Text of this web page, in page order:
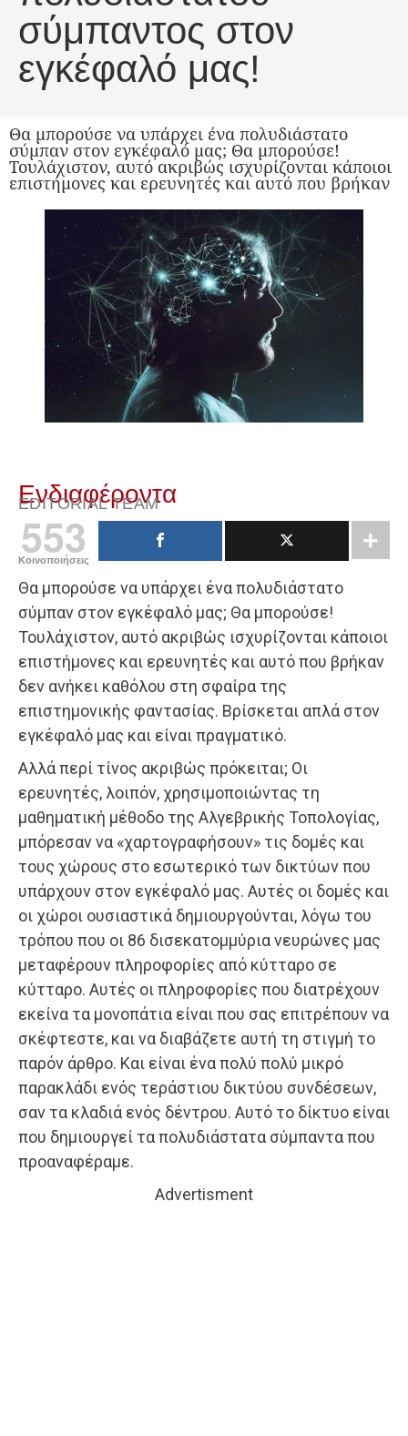
σύμπαντος στον
εγκέφαλό μας!
Θα μπορούσε να υπάρχει ένα πολυδιάστατο
σύμπαν στον εγκέφαλό μας; Θα μπορούσε!
Τουλάχιστον, αυτό ακριβώς ισχυρίζονται κάποιοι
επιστήμονες και ερευνητές και αυτό που βρήκαν
Ενδιαφέροντα
EDITORIAL TEAM
553
Κοινοποιήσεις
Θα μπορούσε να υπάρχει ένα πολυδιάστατο
σύμπαν στον εγκέφαλό μας; Θα μπορούσε!
Τουλάχιστον, αυτό ακριβώς ισχυρίζονται κάποιοι
επιστήμονες και ερευνητές και αυτό που βρήκαν
δεν ανήκει καθόλου στη σφαίρα της
επιστημονικής φαντασίας. Βρίσκεται απλά στον
εγκέφαλό μας και είναι πραγματικό.
Αλλά περί τίνος ακριβώς πρόκειται; Οι
ερευνητές, λοιπόν, χρησιμοποιώντας τη
μαθηματική μέθοδο της Αλγεβρικής Τοπολογίας,
μπόρεσαν να «χαρτογραφήσουν» τις δομές και
τους χώρους στο εσωτερικό των δικτύων που
υπάρχουν στον εγκέφαλό μας. Αυτές οι δομές και
οι χώροι ουσιαστικά δημιουργούνται, λόγω του
τρόπου που οι 86 δισεκατομμύρια νευρώνες μας
μεταφέρουν πληροφορίες από κύτταρο σε
κύτταρο. Αυτές οι πληροφορίες που διατρέχουν
εκείνα τα μονοπάτια είναι που σας επιτρέπουν να
σκέφτεστε, και να διαβάζετε αυτή τη στιγμή το
παρόν άρθρο. Και είναι ένα πολύ πολύ μικρό
παρακλάδι ενός τεράστιου δικτύου συνδέσεων,
σαν τα κλαδιά ενός δέντρου. Αυτό το δίκτυο είναι
που δημιουργεί τα πολυδιάστατα σύμπαντα που
προαναφέραμε.
Advertisment